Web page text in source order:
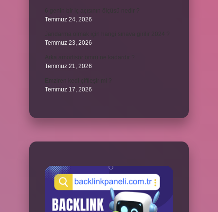
Temmuz 24, 2026
Temmuz 23, 2026
Temmuz 21, 2026
Temmuz 17, 2026